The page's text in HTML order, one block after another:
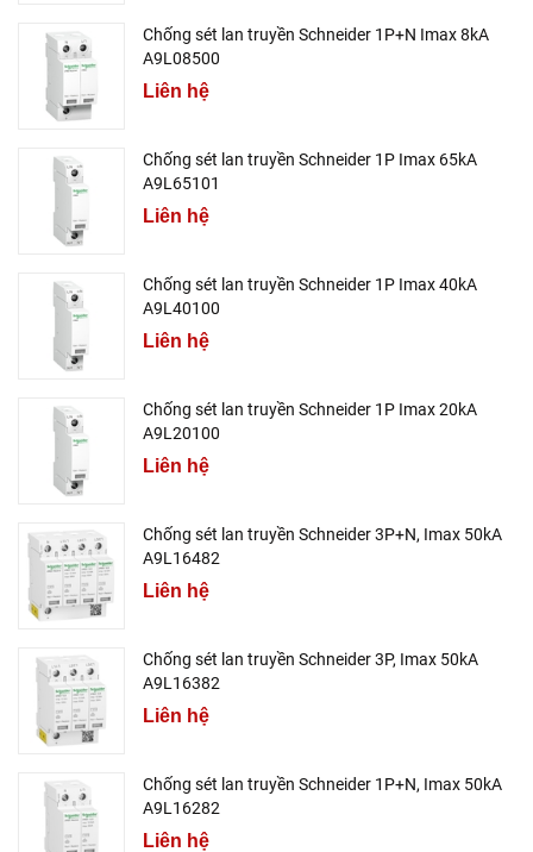
Chống sét lan truyền Schneider 1P+N Imax 8kA
A9L08500
Liên hệ
Chống sét lan truyền Schneider 1P Imax 65kA
A9L65101
Liên hệ
Chống sét lan truyền Schneider 1P Imax 40kA
A9L40100
Liên hệ
Chống sét lan truyền Schneider 1P Imax 20kA
A9L20100
Liên hệ
Chống sét lan truyền Schneider 3P+N, Imax 50kA
A9L16482
Liên hệ
Chống sét lan truyền Schneider 3P, Imax 50kA
A9L16382
Liên hệ
Chống sét lan truyền Schneider 1P+N, Imax 50kA
A9L16282
Liên hệ